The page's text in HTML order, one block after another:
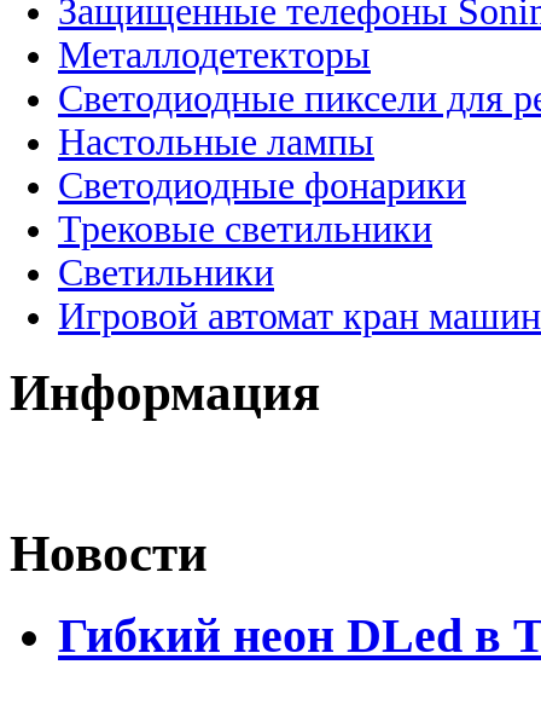
Защищенные телефоны
Металлодетекторы
Светодиодные пиксели для
Настольные лампы
Светодиодные фонарики
Трековые светильники
Светильники
Игровой автомат кран
Информация
Новости
Гибкий неон DLed в